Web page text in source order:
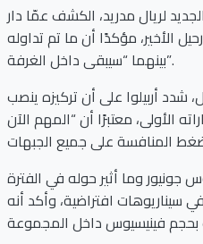
لريال مدريد، الكشف عمّا دار
الأخير، مؤكدًا أن ما تم تداوله
بينهما “سيبقى داخل الغرفة”.
أربيلوا على أن تركيزه ينصب
الأولى، معتبرًا أن “المهم الآن
وما أثير حوله في الفترة
سيناريوهات افتراضية، وأكد أنه